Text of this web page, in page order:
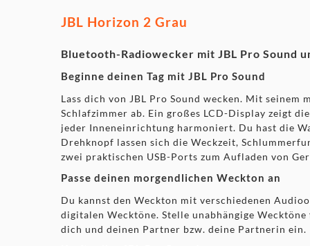
JBL Horizon 2 Grau
Bluetooth-Radiowecker mit JBL Pro Sound
Beginne deinen Tag mit JBL Pro Sound
Lass dich von JBL Pro Sound wecken. Mit
Schlafzimmer ab. Ein großes LCD-Display zeigt
jeder Inneneinrichtung harmoniert. Du hast die
Drehknopf lassen sich die Weckzeit,
zwei praktischen USB-Ports zum Aufladen von
Passe deinen morgendlichen Weckton an
Du kannst den Weckton mit verschiedenen
digitalen Wecktöne. Stelle unabhängige Wecktöne
dich und deinen Partner bzw. deine Partnerin ein.